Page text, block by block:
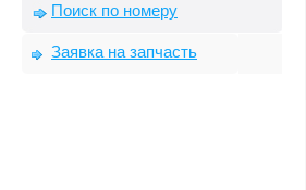
Поиск по номеру
Заявка на запчасть